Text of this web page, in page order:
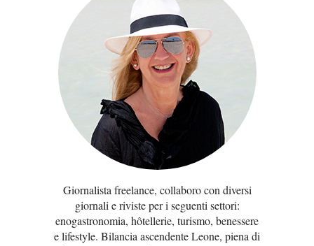
Giornalista freelance, collaboro con diversi
giornali e riviste per i seguenti settori:
enogastronomia, hôtellerie, turismo, benessere
e lifestyle. Bilancia ascendente Leone, piena di